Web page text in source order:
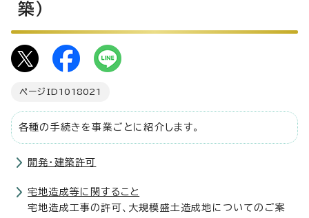
築）
ページID 1018021
各種の手続きを事業ごとに紹介します。
開発・建築許可
宅地造成等に関すること
宅地造成工事の許可、大規模盛土造成地についてのご案